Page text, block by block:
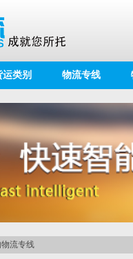
运类别 物流专线
流专线